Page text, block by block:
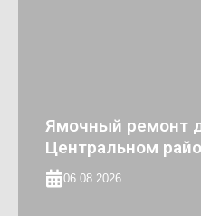
Ямочный ремонт
Центральном
06.08.2026